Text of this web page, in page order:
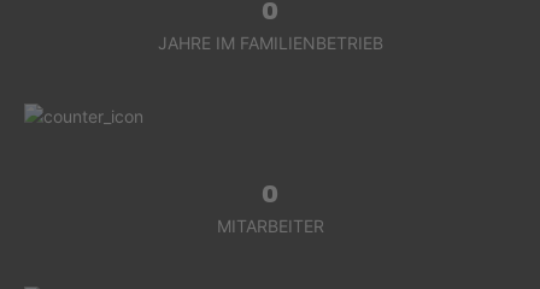
0
JAHRE IM FAMILIENBETRIEB
0
MITARBEITER